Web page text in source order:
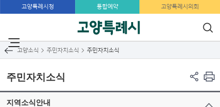
고양특례시청 통합예약 고양특례시의회
동행정복지센터
고양소식 주민자치소식 주민자치소식
주민자치소식
지역소식안내